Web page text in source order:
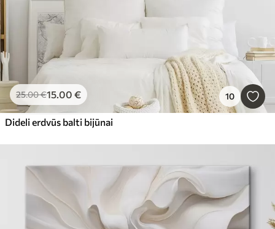
25.00€15.00 € 10
Dideli erdvūs balti bijūnai